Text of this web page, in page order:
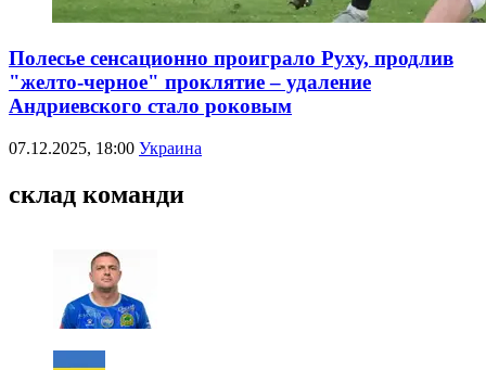
Полесье сенсационно проиграло Руху, продлив
"желто-черное" проклятие – удаление
Андриевского стало роковым
07.12.2025, 18:00 Украина
склад команди